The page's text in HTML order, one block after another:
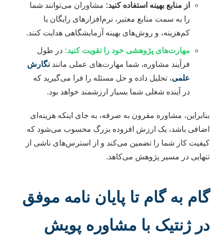
از منابع بهینه استفاده کنید: مشاوران می‌توانند شما
را به سمت منابع معتبر، نرم‌افزارهای رایگان یا
کم‌هزینه، و روش‌های بهینه آزمایشگاهی هدایت کنند.
مهارت‌های پژوهشی خود را تقویت کنید: در طول
فرآیند مشاوره، شما مهارت‌های عملی مانند نگارش
علمی، تحلیل داده و حل مسئله را فرا می‌گیرید که
در آینده شغلی شما بسیار ارزشمند خواهد بود.
بنابراین، مشاوره مقرون به صرفه، به جای اینکه هزینه‌ای
اضافی باشد، یک ارزش افزوده بزرگ محسوب می‌شود که
کیفیت کار شما را تضمین می‌کند و از استرس‌های ناشی از
تنهایی در مسیر پژوهش می‌کاهد.
گام به گام تا پایان نامه موفق
در ژنتیک با مشاوره پویش